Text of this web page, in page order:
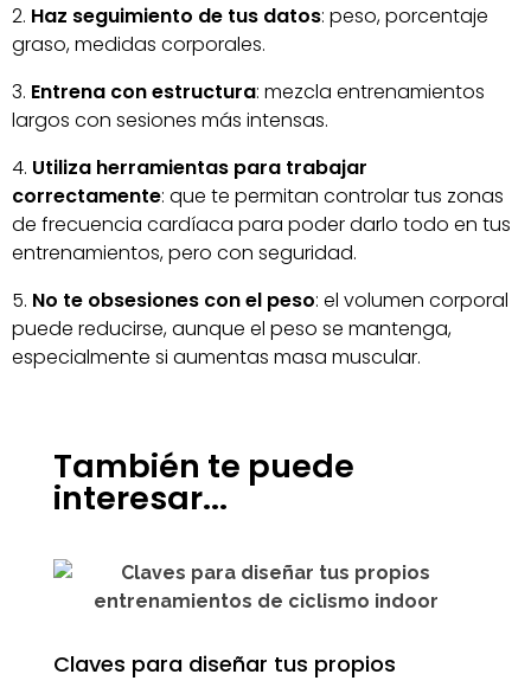
Haz seguimiento de tus datos: peso, porcentaje
graso, medidas corporales.
Entrena con estructura: mezcla entrenamientos
largos con sesiones más intensas.
Utiliza herramientas para trabajar
correctamente: que te permitan controlar tus zonas
de frecuencia cardíaca para poder darlo todo en tus
entrenamientos, pero con seguridad.
No te obsesiones con el peso: el volumen corporal
puede reducirse, aunque el peso se mantenga,
especialmente si aumentas masa muscular.
También te puede
interesar...
Claves para diseñar tus propios